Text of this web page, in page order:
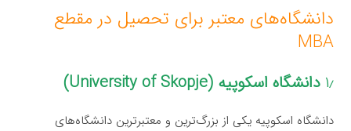
دانشگاه‌های معتبر برای تحصیل در مقطع
MBA
۱٫ دانشگاه اسکوپیه (University of Skopje)
دانشگاه اسکوپیه یکی از بزرگ‌ترین و معتبرترین دانشگاه‌های